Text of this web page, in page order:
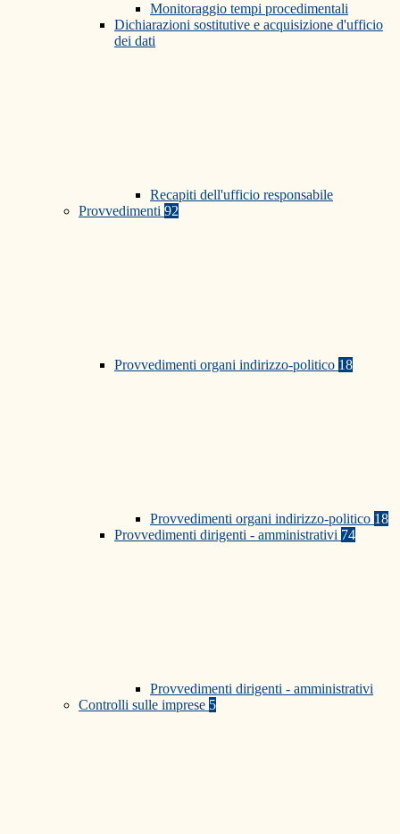
Monitoraggio tempi procedimentali
Dichiarazioni sostitutive e acquisizione d'ufficio
dei dati
Recapiti dell'ufficio responsabile
Provvedimenti 92
Provvedimenti organi indirizzo-politico 18
Provvedimenti organi indirizzo-politico 18
Provvedimenti dirigenti - amministrativi 74
Provvedimenti dirigenti - amministrativi
Controlli sulle imprese 5